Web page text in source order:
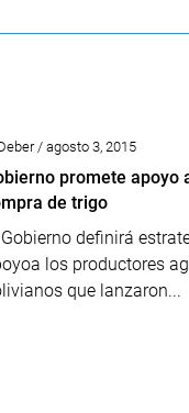
/ agosto 3, 2015
promete apoyo
de trigo
definirá
los productores
que lanzaron...